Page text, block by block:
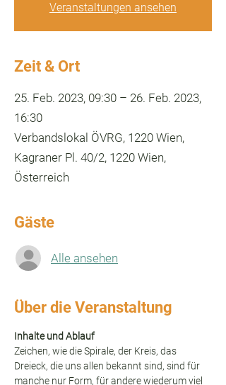
Veranstaltungen ansehen
Zeit & Ort
25. Feb. 2023, 09:30 – 26. Feb. 2023,
16:30
Verbandslokal ÖVRG, 1220 Wien,
Kagraner Pl. 40/2, 1220 Wien,
Österreich
Gäste
Alle ansehen
Über die Veranstaltung
Inhalte und Ablauf
Zeichen, wie die Spirale, der Kreis, das
Dreieck, die uns allen bekannt sind, sind für
manche nur Form, für andere wiederum viel